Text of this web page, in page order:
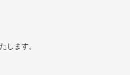
します。